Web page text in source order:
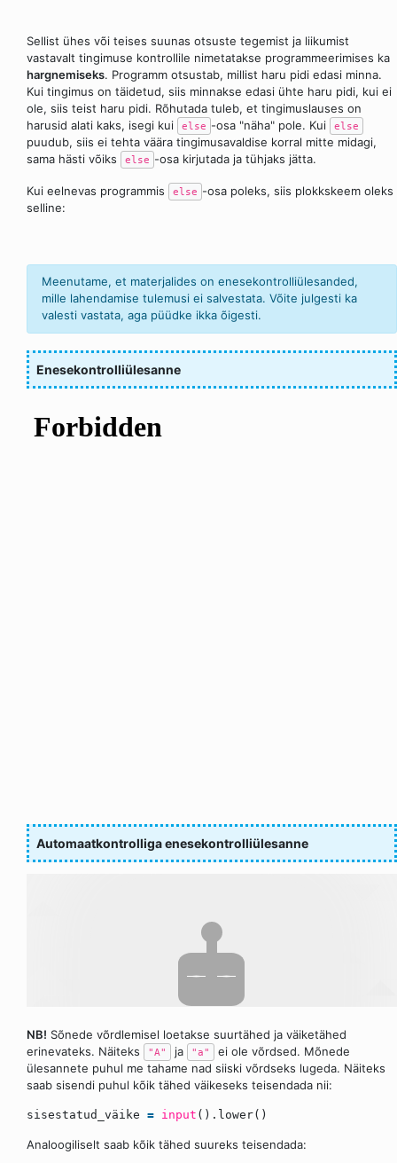
Sellist ühes või teises suunas otsuste tegemist ja liikumist
vastavalt tingimuse kontrollile nimetatakse programmeerimises ka
hargnemiseks. Programm otsustab, millist haru pidi edasi minna.
Kui tingimus on täidetud, siis minnakse edasi ühte haru pidi, kui ei
ole, siis teist haru pidi. Rõhutada tuleb, et tingimuslauses on
harusid alati kaks, isegi kui
else -osa "näha" pole. Kui else
puudub, siis ei tehta väära tingimusavaldise korral mitte midagi,
sama hästi võiks
else -osa kirjutada ja tühjaks jätta.
Kui eelnevas programmis else -osa poleks, siis plokkskeem oleks
selline:
Meenutame, et materjalides on enesekontrolliülesanded,
mille lahendamise tulemusi ei salvestata. Võite julgesti ka
valesti vastata, aga püüdke ikka õigesti.
Enesekontrolliülesanne
Automaatkontrolliga enesekontrolliülesanne
NB! Sõnede võrdlemisel loetakse suurtähed ja väiketähed
erinevateks. Näiteks
"A" ja "a"
ei ole võrdsed. Mõnede
ülesannete puhul me tahame nad siiski võrdseks lugeda. Näiteks
saab sisendi puhul kõik tähed väikeseks teisendada nii:
sisestatud_väike = input ().lower()
Analoogiliselt saab kõik tähed suureks teisendada: